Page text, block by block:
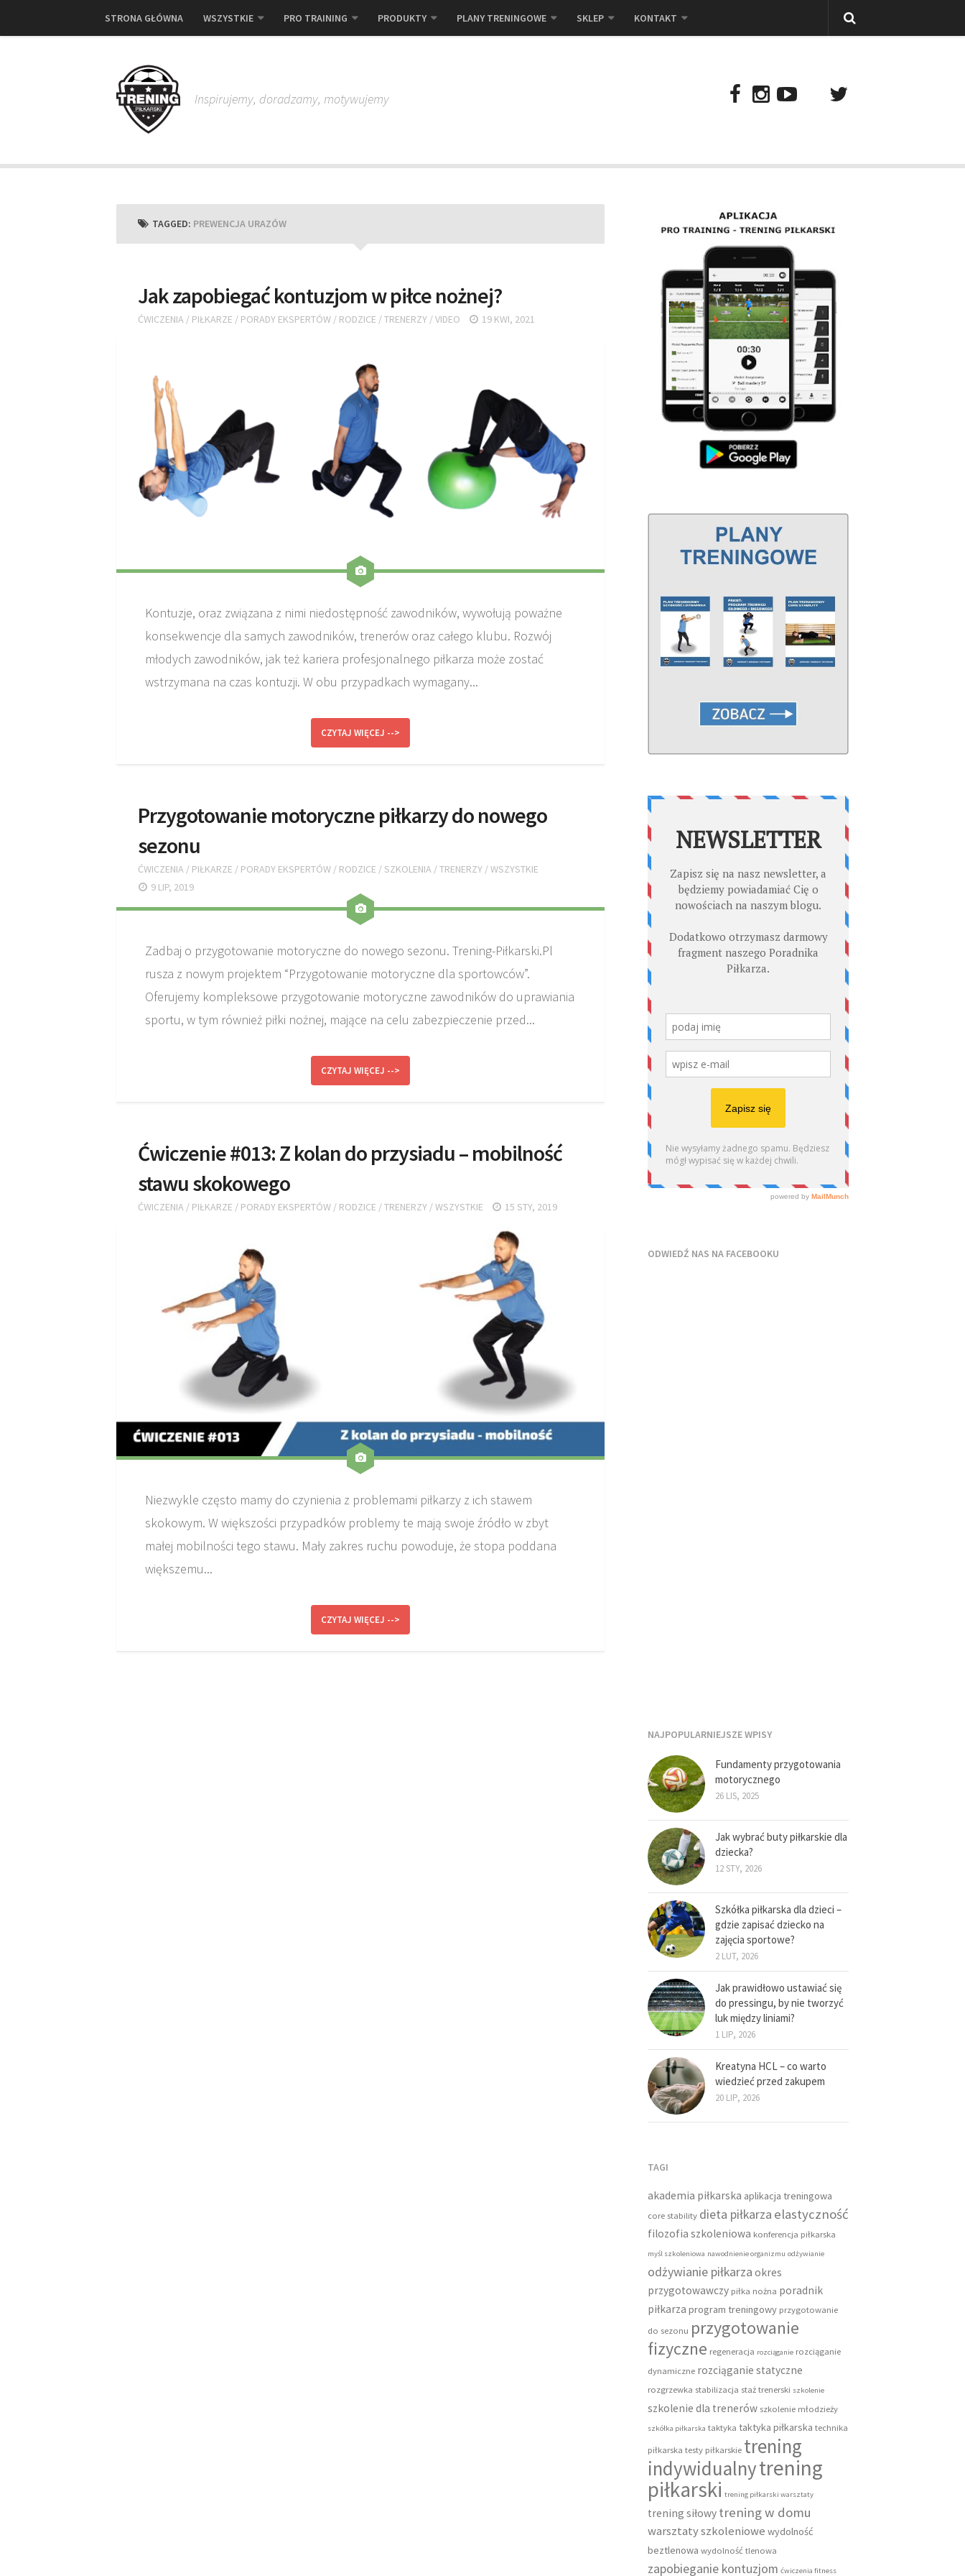
STRONA GŁÓWNA WSZYSTKIE PRO TRAINING PRODUKTY PLANY TRENINGOWE SKLEP KONTAKT
Inspirujemy, doradzamy, motywujemy
TAGGED: PREWENCJA URAZÓW
Jak zapobiegać kontuzjom w piłce nożnej?
ĆWICZENIA / PIŁKARZE / PORADY EKSPERTÓW / RODZICE /TRENERZY /VIDEO 19 KWI, 2021
Kontuzje, oraz związana z nimi niedostępność zawodników, wywołują poważne
konsekwencje dla samych zawodników, trenerów oraz całego klubu. Rozwój
młodych zawodników, jak też kariera profesjonalnego piłkarza może zostać
wstrzymana na czas kontuzji. W obu przypadkach wymagany...
CZYTAJ WIĘCEJ -->
Przygotowanie motoryczne piłkarzy do nowego
sezonu
ĆWICZENIA / PIŁKARZE / PORADY EKSPERTÓW / RODZICE / SZKOLENIA /TRENERZY /WSZYSTKIE
9 LIP, 2019
Zadbaj o przygotowanie motoryczne do nowego sezonu. Trening-Piłkarski.Pl
rusza z nowym projektem “Przygotowanie motoryczne dla sportowców”.
Oferujemy kompleksowe przygotowanie motoryczne zawodników do uprawiania
sportu, w tym również piłki nożnej, mające na celu zabezpieczenie przed...
CZYTAJ WIĘCEJ -->
Ćwiczenie #013: Z kolan do przysiadu – mobilność
stawu skokowego
ĆWICZENIA / PIŁKARZE / PORADY EKSPERTÓW / RODZICE /TRENERZY /WSZYSTKIE 15 STY, 2019
Niezwykle często mamy do czynienia z problemami piłkarzy z ich stawem
skokowym. W większości przypadków problemy te mają swoje źródło w zbyt
małej mobilności tego stawu. Mały zakres ruchu powoduje, że stopa poddana
większemu...
CZYTAJ WIĘCEJ -->
ODWIEDŹ NAS NA FACEBOOKU
NAJPOPULARNIEJSZE WPISY
Fundamenty przygotowania
motorycznego
26 LIS, 2025
Jak wybrać buty piłkarskie dla
dziecka?
12 STY, 2026
Szkółka piłkarska dla dzieci –
gdzie zapisać dziecko na
zajęcia sportowe?
2 LUT, 2026
Jak prawidłowo ustawiać się
do pressingu, by nie tworzyć
luk między liniami?
1 LIP, 2026
Kreatyna HCL – co warto
wiedzieć przed zakupem
20 LIP, 2026
TAGI
akademia piłkarska aplikacja treningowa
core stability dieta piłkarza elastyczność
filozofia szkoleniowa konferencja piłkarska
myśl szkoleniowa nawodnienie organizmu odżywianie
odżywianie piłkarza okres
przygotowawczy piłka nożna poradnik
piłkarza program treningowy przygotowanie
do sezonu przygotowanie
fizyczne regeneracja rozciąganie rozciąganie
dynamiczne rozciąganie statyczne
rozgrzewka stabilizacja staż trenerski szkolenie
szkolenie dla trenerów szkolenie młodzieży
szkółka piłkarska taktyka taktyka piłkarska technika
piłkarska testy piłkarskie trening
indywidualnytrening
piłkarski trening piłkarski warsztaty
trening siłowy trening w domu
warsztaty szkoleniowe wydolność
beztlenowa wydolność tlenowa
zapobieganie kontuzjom ćwiczenia fitness